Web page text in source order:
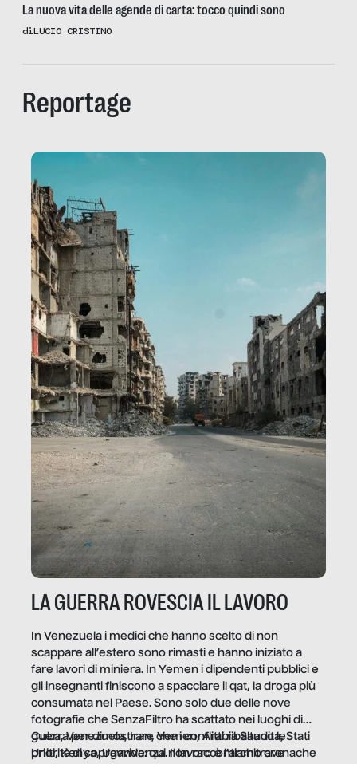
La nuova vita delle agende di carta: tocco quindi sono
diLUCIO CRISTINO
Reportage
LA GUERRA ROVESCIA IL LAVORO
In Venezuela i medici che hanno scelto di non
scappare all’estero sono rimasti e hanno iniziato a
fare lavori di miniera. In Yemen i dipendenti pubblici e
gli insegnanti finiscono a spacciare il qat, la droga più
consumata nel Paese. Sono solo due delle nove
fotografie che SenzaFiltro ha scattato nei luoghi di
guerra per dimostrare che i conflitti ribaltano le
priorità di sopravvivenza. Il lavoro è l’architrave
Cuba, Venezuela, Iran, Yemen, Arabia Saudita, Stati
Uniti, Kenya, Uganda: qui non raccontiamo cronache